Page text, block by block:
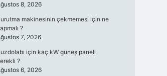
8, 2026
makinesinin çekmemesi için ne
?
7, 2026
için kaç kW güneş paneli
?
6, 2026